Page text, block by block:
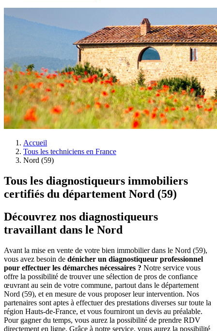
Accueil
Tous les techniciens en France
Nord (59)
Tous les diagnostiqueurs immobiliers
certifiés du département Nord (59)
Découvrez nos diagnostiqueurs
travaillant dans le Nord
Avant la mise en vente de votre bien immobilier dans le Nord (59),
vous avez besoin de dénicher un diagnostiqueur professionnel
pour effectuer les démarches nécessaires ? Notre service vous
offre la possibilité de trouver une sélection de pros de confiance
œuvrant au sein de votre commune, partout dans le département
Nord (59), et en mesure de vous proposer leur intervention. Nos
partenaires sont aptes à effectuer des prestations diverses sur toute la
région Hauts-de-France, et vous fourniront un devis au préalable.
Pour gagner du temps, vous aurez la possibilité de prendre RDV
directement en ligne. Grâce à notre service, vous aurez la possibilité